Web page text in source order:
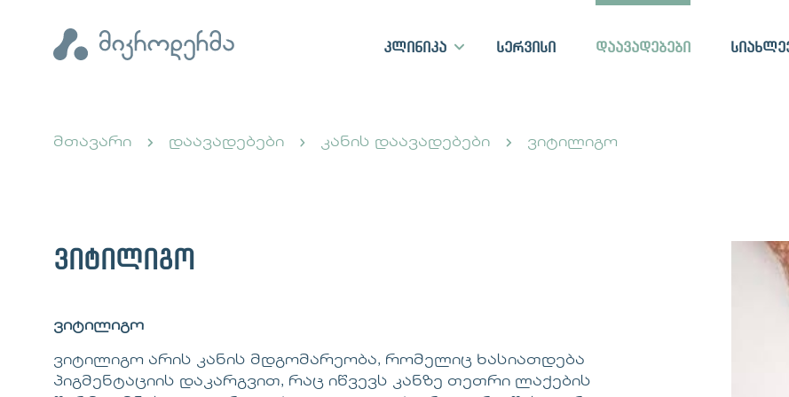
კლინიკა სერვისი დაავადებები
მთავარი დაავადებები კანის დაავადებები ვიტილიგო
ვიტილიგო
ვიტილიგო
ვიტილიგო არის კანის მდგომარეობა, რომელიც ხასიათდება
პიგმენტაციის დაკარგვით, რაც იწვევს კანზე თეთრი ლაქების